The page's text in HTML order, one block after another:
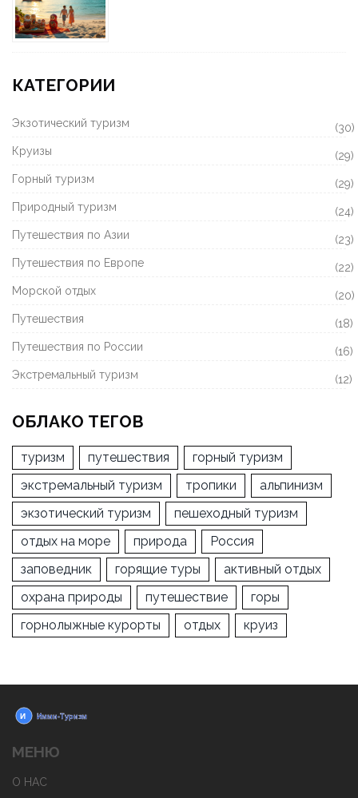
КАТЕГОРИИ
Экзотический туризм
(30)
Круизы
(29)
Горный туризм
(29)
Природный туризм
(24)
Путешествия по Азии
(23)
Путешествия по Европе
(22)
Морской отдых
(20)
Путешествия
(18)
Путешествия по России
(16)
Экстремальный туризм
(12)
ОБЛАКО ТЕГОВ
туризм путешествия
горный туризм
экстремальный туризм
тропики
альпинизм
экзотический туризм
пешеходный туризм
отдых на море
природа
Россия
заповедник
горящие туры
активный отдых
охрана природы
путешествие
горы
горнолыжные курорты
отдых круиз
МЕНЮ
О НАС